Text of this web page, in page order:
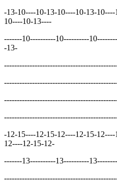
-13-10----10-13-10----10-13-
10----10-13----
-------10----------10----------
-13-
-12-15----12-15-12----12-15-
12----12-15-12-
-------13----------13----------